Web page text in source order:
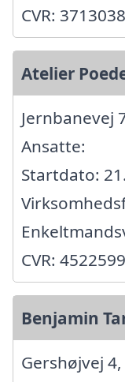
CVR:
Atelier
Jernbanevej
Ansatte:
Startdato:
CVR:
Benjamin
Gershøjvej